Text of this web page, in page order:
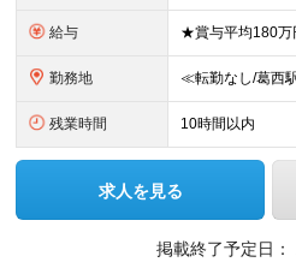
給与
勤務地
残業時間 10時間以内
求人を見る
掲載終了予定日：